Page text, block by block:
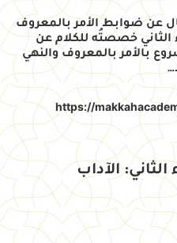
عن ضوابط الأمر بالمعروف
خصصتُه للكلام عن
بالأمر بالمعروف والنهي
https://
الآداب